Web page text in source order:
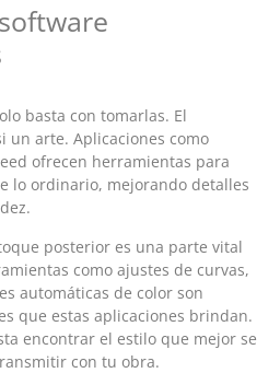
basta con tomarlas. El
un arte. Aplicaciones como
ofrecen herramientas para
lo ordinario, mejorando detalles
posterior es una parte vital
como ajustes de curvas,
automáticas de color son
que estas aplicaciones brindan.
encontrar el estilo que mejor se
con tu obra.